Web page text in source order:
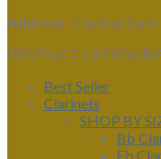
Address : Clarinet Siam
PRODUCT
Best Seller
Clarinets
SHOP BY
Bb
Eb